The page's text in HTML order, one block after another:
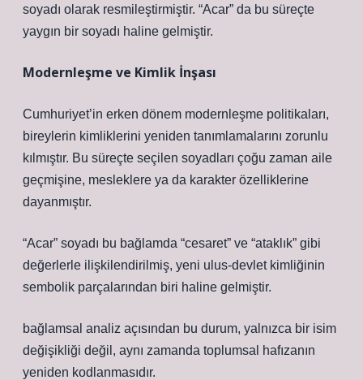
soyadı olarak resmileştirmiştir. “Acar” da bu süreçte
yaygın bir soyadı haline gelmiştir.
Modernleşme ve Kimlik İnşası
Cumhuriyet’in erken dönem modernleşme politikaları,
bireylerin kimliklerini yeniden tanımlamalarını zorunlu
kılmıştır. Bu süreçte seçilen soyadları çoğu zaman aile
geçmişine, mesleklere ya da karakter özelliklerine
dayanmıştır.
“Acar” soyadı bu bağlamda “cesaret” ve “ataklık” gibi
değerlerle ilişkilendirilmiş, yeni ulus-devlet kimliğinin
sembolik parçalarından biri haline gelmiştir.
bağlamsal analiz açısından bu durum, yalnızca bir isim
değişikliği değil, aynı zamanda toplumsal hafızanın
yeniden kodlanmasıdır.